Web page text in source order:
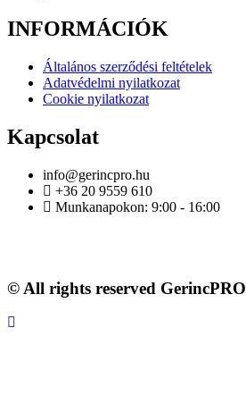
INFORMÁCIÓK
Általános szerződési feltételek
Adatvédelmi nyilatkozat
Cookie nyilatkozat
Kapcsolat
info@gerincpro.hu
+36 20 9559 610
Munkanapokon: 9:00 - 16:00
© All rights reserved GerincPRO